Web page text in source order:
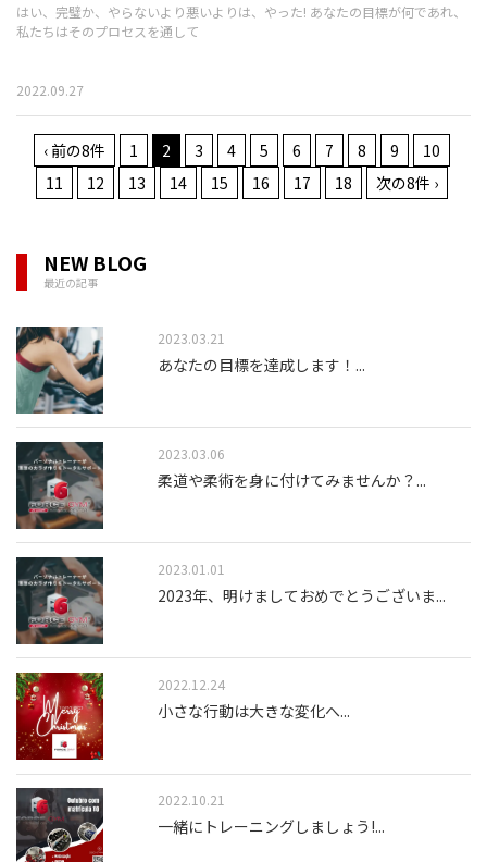
はい、完璧か、やらないより悪いよりは、やった! あなたの目標が何であれ、
私たちはそのプロセスを通して
2022.09.27
‹ 前の8件 1 2 3 4 5 6 7 8 9
10
11
12 13 14 15 16 17 18 次の8件 ›
NEW BLOG
最近の記事
2023.03.21
あなたの目標を達成します！ ...
2023.03.06
柔道や柔術を身に付けてみませんか？ ...
2023.01.01
2023年、明けましておめでとうございま...
2022.12.24
小さな行動は大きな変化へ...
2022.10.21
一緒にトレーニングしましょう!...